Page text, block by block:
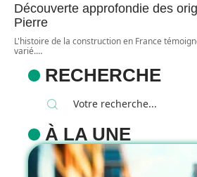
Découverte approfondie des
Pierre
L'histoire de la construction en France
varié.…
RECHERCHE
À LA UNE